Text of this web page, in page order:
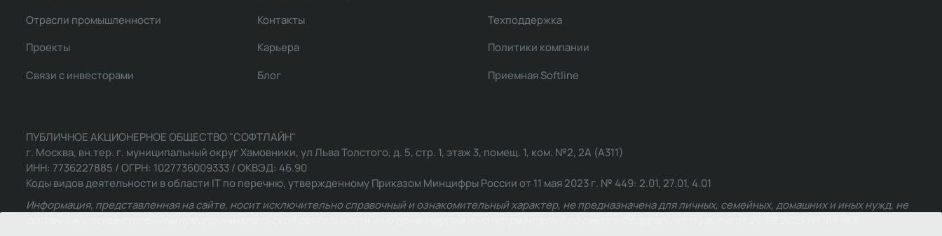
Отрасли промышленности
Проекты
Связи с инвесторами
Контакты
Карьера
Блог
Техподдержка
Политики компании
Приемная Softline
ПУБЛИЧНОЕ АКЦИОНЕРНОЕ ОБЩЕСТВО "СОФТЛАЙН"
г. Москва, вн.тер. г. муниципальный округ Хамовники, ул Льва Толстого, д. 5, стр. 1, этаж 3, помещ. 1, ком. №2, 2А (А311)
ИНН: 7736227885 / ОГРН: 1027736009333 / ОКВЭД: 46.90
Коды видов деятельности в области IT по перечню, утвержденному Приказом Минцифры России от 11 мая 2023 г. № 449: 2.01, 27.01, 4.01
Информация, представленная на сайте, носит исключительно справочный и ознакомительный характер, не предназначена для личных, семейных, домашних и иных нужд, не